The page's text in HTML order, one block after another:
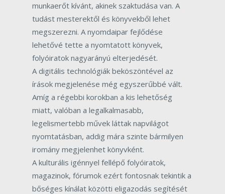
munkaerőt kívánt, akinek szaktudása van. A
tudást mesterektől és könyvekből lehet
megszerezni. A nyomdaipar fejlődése
lehetővé tette a nyomtatott könyvek,
folyóiratok nagyarányú elterjedését.
A digitális technológiák beköszöntével az
írások megjelenése még egyszerűbbé vált.
Amíg a régebbi korokban a kis lehetőség
miatt, valóban a legalkalmasabb,
legelismertebb művek láttak napvilágot
nyomtatásban, addig mára szinte bármilyen
iromány megjelenhet könyvként.
A kulturális igénnyel fellépő folyóiratok,
magazinok, fórumok ezért fontosnak tekintik a
bőséges kínálat közötti eligazodás segítését